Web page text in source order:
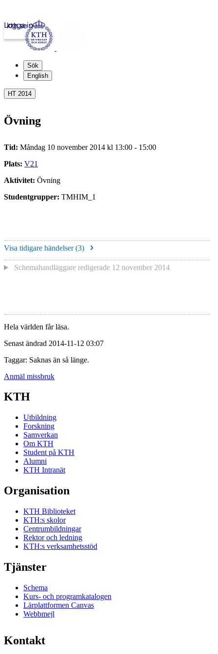
kth.se
Logga in
Sök
English
HT 2014
Övning
Tid: Måndag 10 november 2014 kl 13:00 - 15:00
Plats: V21
Aktivitet: Övning
Studentgrupper: TMHIM_1
Visa tidigare händelser (3)
Schemahandläggare redigerade 12 november 2014
Hela världen får läsa.
Senast ändrad 2014-11-12 03:07
Taggar: Saknas än så länge.
Anmäl missbruk
KTH
Utbildning
Forskning
Samverkan
Om KTH
Student på KTH
Alumni
KTH Intranät
Organisation
KTH Biblioteket
KTH:s skolor
Centrumbildningar
Rektor och ledning
KTH:s verksamhetsstöd
Tjänster
Schema
Kurs- och programkatalogen
Lärplattformen Canvas
Webbmejl
Kontakt